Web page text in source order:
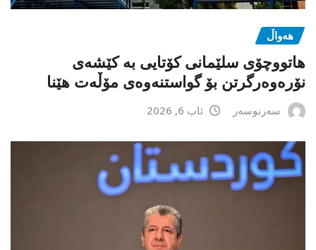
هەواڵ
هاتووچۆی سلێمانی کۆتایی بە کێشەی
نۆرەوەرگرتن بۆ گواستنەوەی مۆڵەت هێنا
سەرنوسەر ئاب 6, 2026